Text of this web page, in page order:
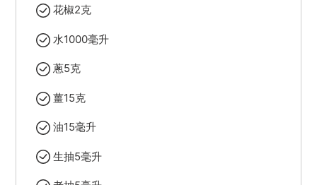
花椒2克
水1000毫升
蔥5克
薑15克
油15毫升
生抽5毫升